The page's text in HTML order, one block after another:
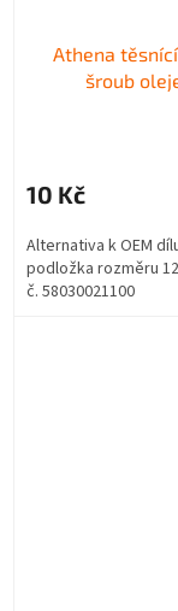
Athena
šroub
10 Kč
Alternativa k OEM
podložka rozměru
č. 58030021100